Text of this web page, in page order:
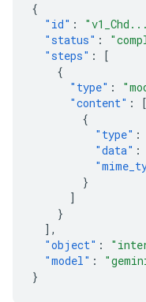
{
"id" :
"status" :
"steps" :
[
{
"type" :
"content" :
[
{
"type" :
"data" :
}
]
}
],
"object" :
"model" :
}